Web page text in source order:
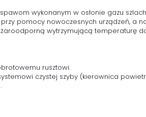
wykonanym w osłonie gazu
pomocy nowoczesnych urządzeń, a
wytrzymującą temperaturę
rusztowi.
czystej szyby (kierownica